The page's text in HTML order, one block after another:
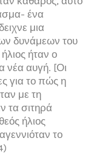
ένα
μια
δυνάμεων του
ήταν ο
νέα αυγή. [Οι
για το πώς η
με τη
τα σιτηρά
ήλιος
το